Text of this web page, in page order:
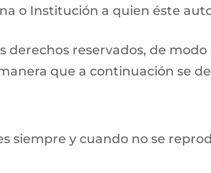
o Institución a quien éste
derechos reservados, de
que a continuación se
siempre y cuando no se